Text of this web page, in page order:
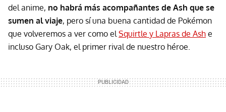
del anime, no habrá más acompañantes de Ash que se
sumen al viaje, pero sí una buena cantidad de Pokémon
que volveremos a ver como el Squirtle y Lapras de Ash e
incluso Gary Oak, el primer rival de nuestro héroe.